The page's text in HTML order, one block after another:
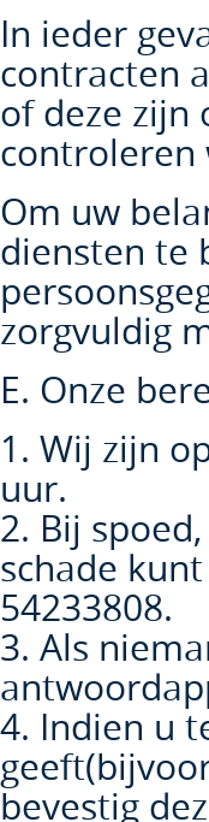
In ieder
contracten
of deze zijn
controleren
Om uw
diensten te
zorgvuldig
E. Onze
1. Wij zijn
uur.
2. Bij
schade
54233808.
3. Als
4. Indien u
bevestig